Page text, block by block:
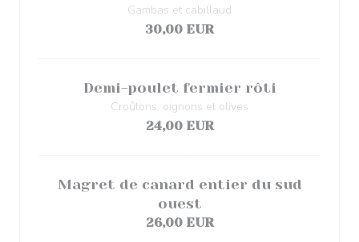
Gambas et cabillaud
30,00 EUR
Demi-poulet fermier rôti
Croûtons, oignons et olives
24,00 EUR
Magret de canard entier du sud
ouest
26,00 EUR